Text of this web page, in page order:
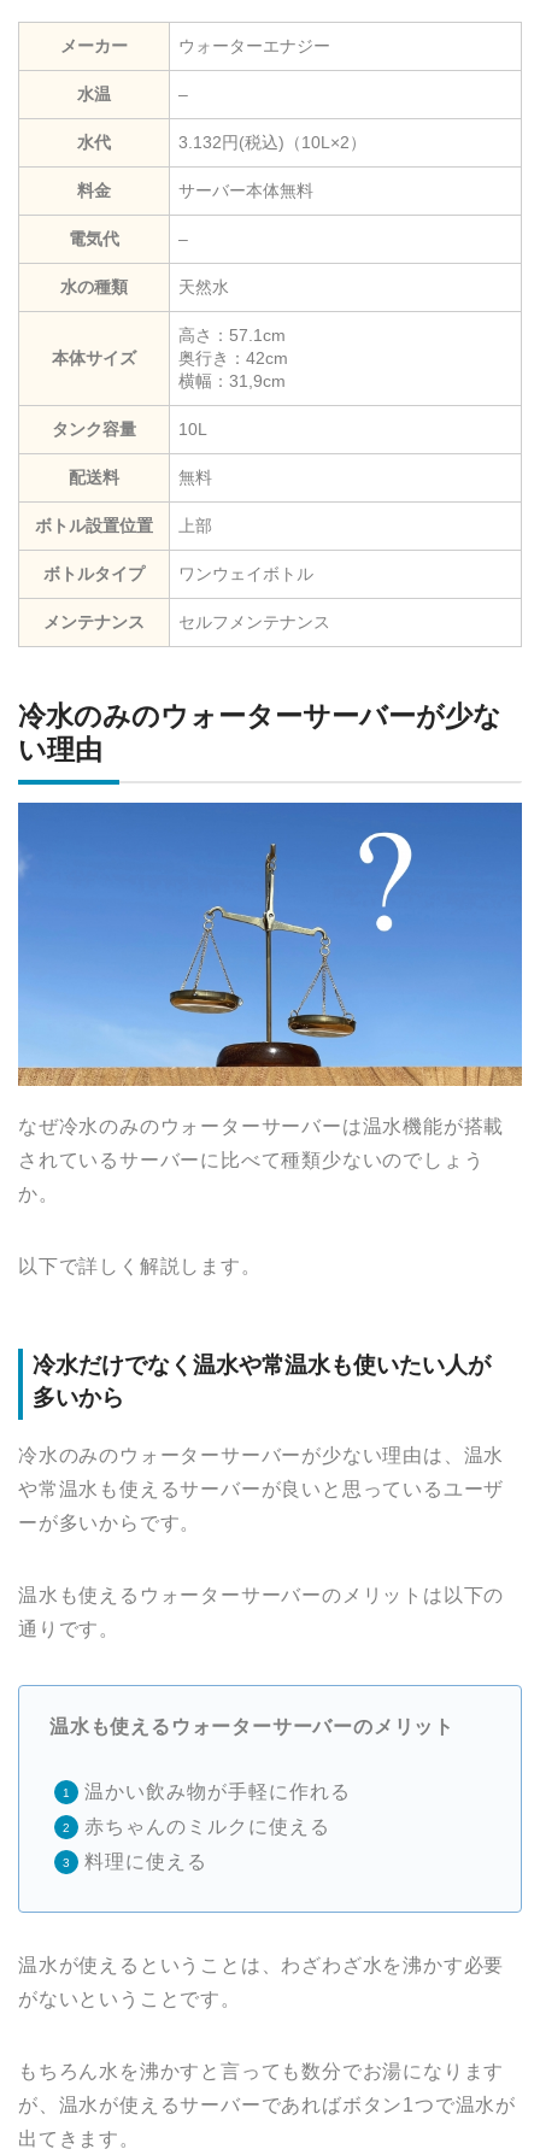
メーカー ウォーターエナジー
水温 –
水代 3.132円(税込)（10L×2）
料金 サーバー本体無料
電気代 –
水の種類 天然水
本体サイズ
高さ：57.1cm
奥行き：42cm
横幅：31,9cm
タンク容量 10L
配送料 無料
ボトル設置位置 上部
ボトルタイプ ワンウェイボトル
メンテナンス セルフメンテナンス
冷水のみのウォーターサーバーが少な
い理由
なぜ冷水のみのウォーターサーバーは温水機能が搭載
されているサーバーに比べて種類少ないのでしょう
か。
以下で詳しく解説します。
冷水だけでなく温水や常温水も使いたい人が
多いから
冷水のみのウォーターサーバーが少ない理由は、温水
や常温水も使えるサーバーが良いと思っているユーザ
ーが多いからです。
温水も使えるウォーターサーバーのメリットは以下の
通りです。
温水も使えるウォーターサーバーのメリット
温かい飲み物が手軽に作れる
赤ちゃんのミルクに使える
料理に使える
温水が使えるということは、わざわざ水を沸かす必要
がないということです。
もちろん水を沸かすと言っても数分でお湯になります
が、温水が使えるサーバーであればボタン1つで温水が
出てきます。